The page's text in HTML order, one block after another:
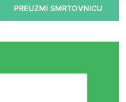
PREUZMI SMRTOVNICU